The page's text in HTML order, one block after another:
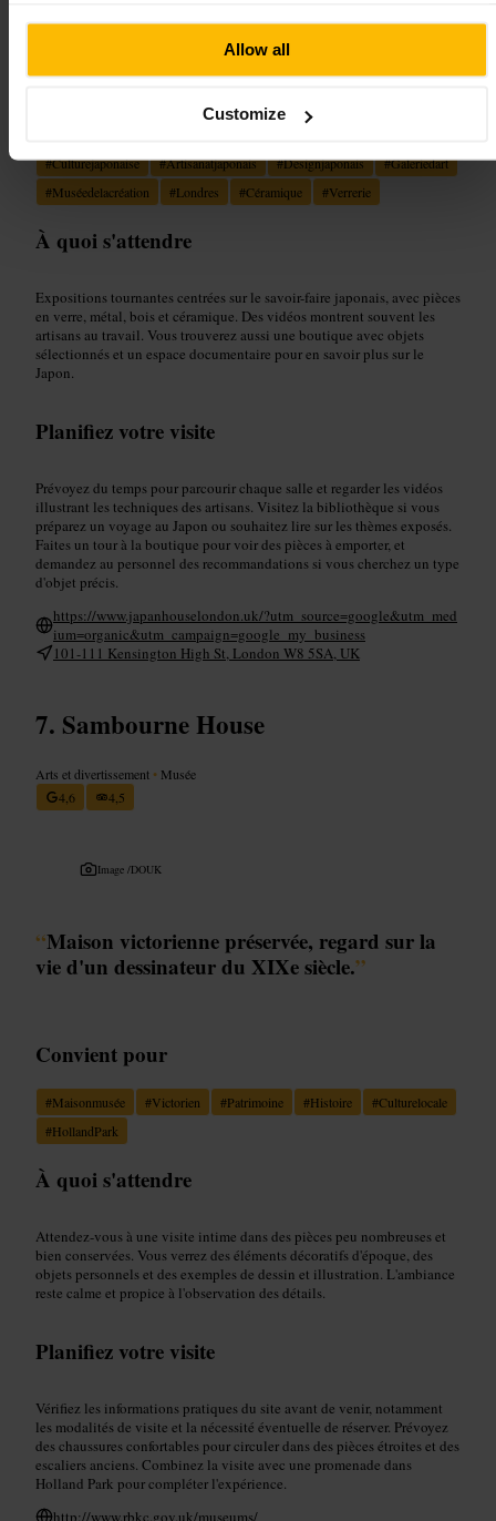
Allow all
Customize
de Londres”
#Culturejaponaise #Artisanatjaponais #Designjaponais #Galeriedart
#Muséedelacréation #Londres #Céramique #Verrerie
À quoi s'attendre
Expositions tournantes centrées sur le savoir-faire japonais, avec pièces
en verre, métal, bois et céramique. Des vidéos montrent souvent les
artisans au travail. Vous trouverez aussi une boutique avec objets
sélectionnés et un espace documentaire pour en savoir plus sur le
Japon.
Planifiez votre visite
Prévoyez du temps pour parcourir chaque salle et regarder les vidéos
illustrant les techniques des artisans. Visitez la bibliothèque si vous
préparez un voyage au Japon ou souhaitez lire sur les thèmes exposés.
Faites un tour à la boutique pour voir des pièces à emporter, et
demandez au personnel des recommandations si vous cherchez un type
d'objet précis.
https://www.japanhouselondon.uk/?utm_source=google&utm_med
ium=organic&utm_campaign=google_my_business
101-111 Kensington High St, London W8 5SA, UK
Sambourne House
Arts et divertissement • Musée
4,6
4,5
Image /DOUK
“Maison victorienne préservée, regard sur la
vie d'un dessinateur du XIXe siècle.”
Convient pour
#Maisonmusée #Victorien #Patrimoine #Histoire #Culturelocale
#HollandPark
À quoi s'attendre
Attendez-vous à une visite intime dans des pièces peu nombreuses et
bien conservées. Vous verrez des éléments décoratifs d'époque, des
objets personnels et des exemples de dessin et illustration. L'ambiance
reste calme et propice à l'observation des détails.
Planifiez votre visite
Vérifiez les informations pratiques du site avant de venir, notamment
les modalités de visite et la nécessité éventuelle de réserver. Prévoyez
des chaussures confortables pour circuler dans des pièces étroites et des
escaliers anciens. Combinez la visite avec une promenade dans
Holland Park pour compléter l'expérience.
http://www.rbkc.gov.uk/museums/